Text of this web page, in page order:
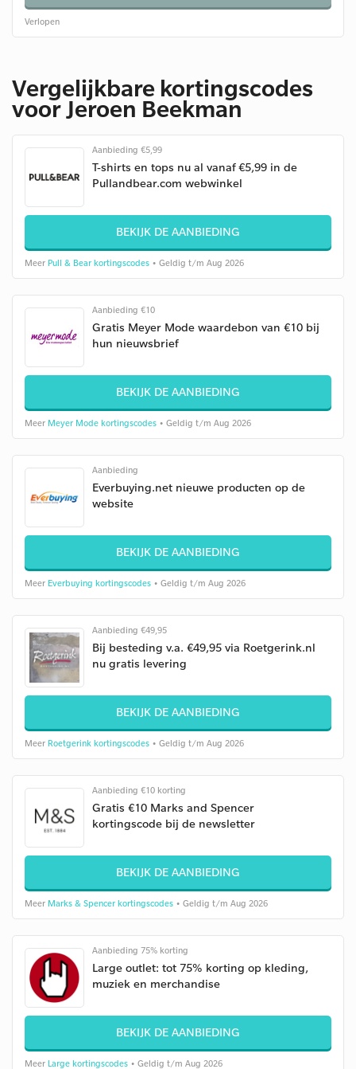
Verlopen
Vergelijkbare kortingscodes
voor Jeroen Beekman
Aanbieding €5,99
T-shirts en tops nu al vanaf €5,99 in de
Pullandbear.com webwinkel
BEKIJK DE AANBIEDING
Meer Pull & Bear kortingscodes • Geldig t/m Aug 2026
Aanbieding €10
Gratis Meyer Mode waardebon van €10 bij
hun nieuwsbrief
BEKIJK DE AANBIEDING
Meer Meyer Mode kortingscodes • Geldig t/m Aug 2026
Aanbieding
Everbuying.net nieuwe producten op de
website
BEKIJK DE AANBIEDING
Meer Everbuying kortingscodes • Geldig t/m Aug 2026
Aanbieding €49,95
Bij besteding v.a. €49,95 via Roetgerink.nl
nu gratis levering
BEKIJK DE AANBIEDING
Meer Roetgerink kortingscodes • Geldig t/m Aug 2026
Aanbieding €10 korting
Gratis €10 Marks and Spencer
kortingscode bij de newsletter
BEKIJK DE AANBIEDING
Meer Marks & Spencer kortingscodes • Geldig t/m Aug 2026
Aanbieding 75% korting
Large outlet: tot 75% korting op kleding,
muziek en merchandise
BEKIJK DE AANBIEDING
Meer Large kortingscodes • Geldig t/m Aug 2026